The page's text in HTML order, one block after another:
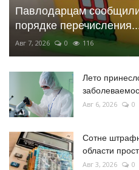
Павлодарцам
порядке
Авг 7, 2026 0 116
Лето
Авг 6, 2026 0
Сотне
области
Авг 3, 2026 0